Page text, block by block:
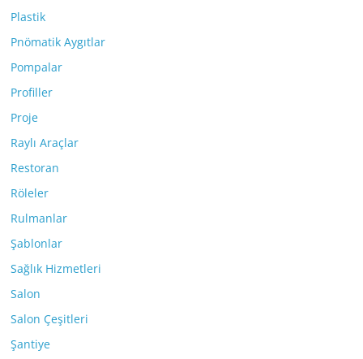
Plastik
Pnömatik Aygıtlar
Pompalar
Profiller
Proje
Raylı Araçlar
Restoran
Röleler
Rulmanlar
Şablonlar
Sağlık Hizmetleri
Salon
Salon Çeşitleri
Şantiye